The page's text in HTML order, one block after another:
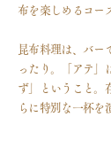
布を楽しめるコー
昆布料理は、バー
ったり。「アテ」
ず」ということ。
らに特別な一杯を